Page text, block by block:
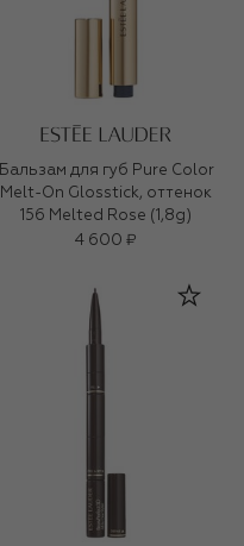
Бальзам для губ Pure Color
Melt-On Glosstick, оттенок
156 Melted Rose (1,8g)
4 600 ₽